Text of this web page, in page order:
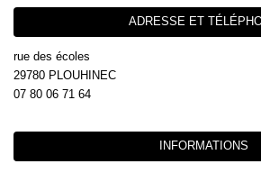
ADRESSE ET
rue des écoles
29780 PLOUHINEC
07 80 06 71 64
INFORMATIONS